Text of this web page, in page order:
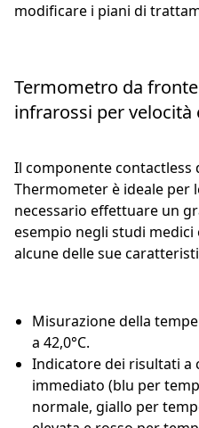
modificare i piani di
Termometro da
infrarossi per velocità
Il componente contactless
Thermometer è ideale per
necessario effettuare un
esempio negli studi medici
alcune delle sue
Misurazione della
a 42,0°C.
Indicatore dei risultati a
immediato (blu per
normale, giallo per